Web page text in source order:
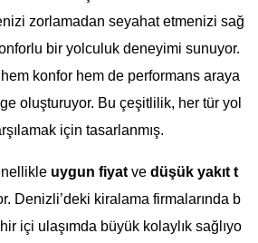
zorlamadan seyahat etmenizi sağ
bir yolculuk deneyimi sunuyor.
hem konfor hem de performans araya
oluşturuyor. Bu çeşitlilik, her tür yol
için tasarlanmış.
uygun fiyat ve düşük yakıt t
Denizli’deki kiralama firmalarında b
içi ulaşımda büyük kolaylık sağlıyo